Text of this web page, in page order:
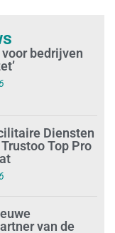
bedrijven
Diensten
Top Pro
van de